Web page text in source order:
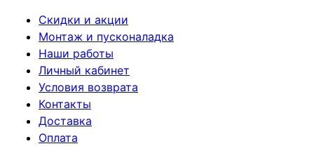
Скидки и акции
Монтаж и пусконаладка
Наши работы
Личный кабинет
Условия возврата
Контакты
Доставка
Оплата